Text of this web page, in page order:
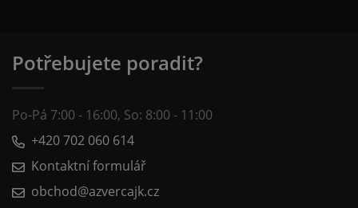
Potřebujete poradit?
Po-Pá 7:00 - 16:00, So: 8:00 - 11:00
+420 702 060 614
Kontaktní formulář
obchod@azvercajk.cz